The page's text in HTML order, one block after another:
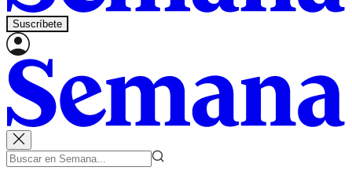
Suscríbete